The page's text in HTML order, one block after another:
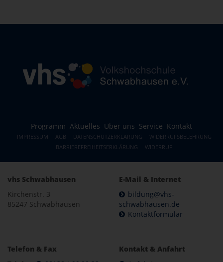
Programm Aktuelles Über uns Service Kontakt
IMPRESSUM AGB DATENSCHUTZERKLÄRUNG
WIDERRUFSBELEHRUNG
BARRIEREFREIHEITSERKLÄRUNG
WIDERRUF
vhs Schwabhausen
Kirchenstr. 3
85247 Schwabhausen
E-Mail & Internet
bildung@vhs-
schwabhausen.de
Kontaktformular
Telefon & Fax
Kontakt & Anfahrt